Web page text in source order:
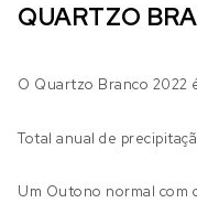
QUARTZO
O Quartzo Branco 2022
Total anual de
Um Outono normal com